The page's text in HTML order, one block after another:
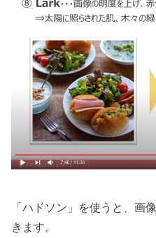
「ハドソン」を使うと、画
きます。